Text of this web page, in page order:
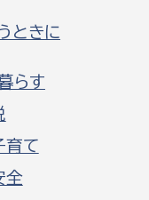
ときに
らす
育て
全